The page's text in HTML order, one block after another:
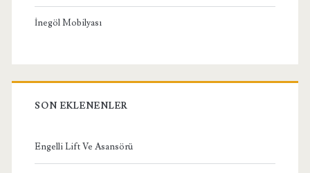
İnegöl Mobilyası
SON EKLENENLER
Engelli Lift Ve Asansörü